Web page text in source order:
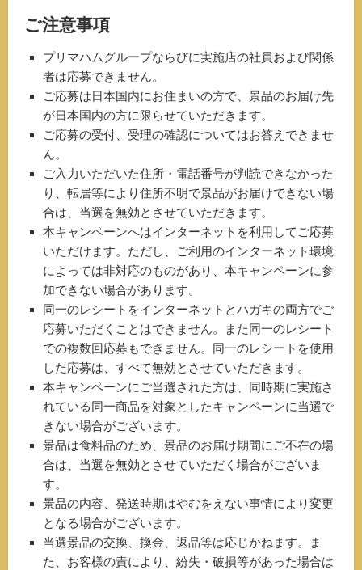
ご注意事項
プリマハムグループならびに実施店の社員および関係
者は応募できません。
ご応募は日本国内にお住まいの方で、景品のお届け先
が日本国内の方に限らせていただきます。
ご応募の受付、受理の確認についてはお答えできませ
ん。
ご入力いただいた住所・電話番号が判読できなかった
り、転居等により住所不明で景品がお届けできない場
合は、当選を無効とさせていただきます。
本キャンペーンへはインターネットを利用してご応募
いただけます。ただし、ご利用のインターネット環境
によっては非対応のものがあり、本キャンペーンに参
加できない場合があります。
同一のレシートをインターネットとハガキの両方でご
応募いただくことはできません。また同一のレシート
での複数回応募もできません。同一のレシートを使用
した応募は、すべて無効とさせていただきます。
本キャンペーンにご当選された方は、同時期に実施さ
れている同一商品を対象としたキャンペーンに当選で
きない場合がございます。
景品は食料品のため、景品のお届け期間にご不在の場
合は、当選を無効とさせていただく場合がございま
す。
景品の内容、発送時期はやむをえない事情により変更
となる場合がございます。
当選景品の交換、換金、返品等は応じかねます。ま
た、お客様の責により、紛失・破損等があった場合は